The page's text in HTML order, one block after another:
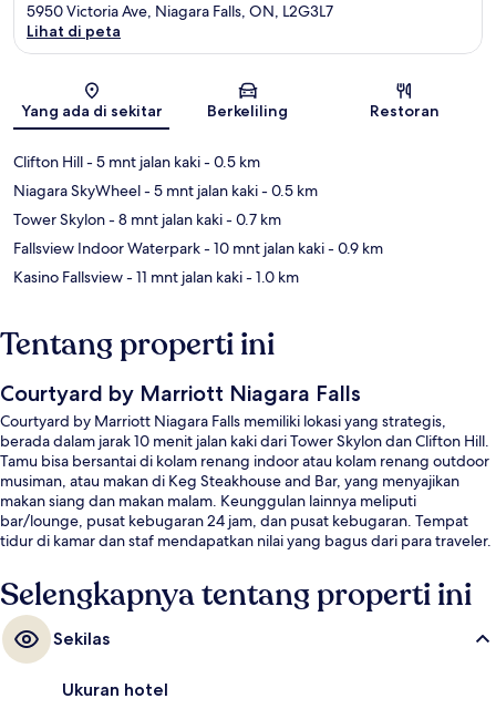
Peta
5950 Victoria Ave, Niagara Falls, ON, L2G3L7
Lihat di peta
Yang ada di sekitar Berkeliling Restoran
Clifton Hill- 5 mnt jalan kaki- 0.5 km
Niagara SkyWheel- 5 mnt jalan kaki- 0.5 km
Tower Skylon- 8 mnt jalan kaki- 0.7 km
Fallsview Indoor Waterpark- 10 mnt jalan kaki- 0.9 km
Kasino Fallsview- 11 mnt jalan kaki- 1.0 km
Tentang properti ini
Courtyard by Marriott Niagara Falls
Courtyard by Marriott Niagara Falls memiliki lokasi yang strategis,
berada dalam jarak 10 menit jalan kaki dari Tower Skylon dan Clifton Hill.
Tamu bisa bersantai di kolam renang indoor atau kolam renang outdoor
musiman, atau makan di Keg Steakhouse and Bar, yang menyajikan
makan siang dan makan malam. Keunggulan lainnya meliputi
bar/lounge, pusat kebugaran 24 jam, dan pusat kebugaran. Tempat
tidur di kamar dan staf mendapatkan nilai yang bagus dari para traveler.
Selengkapnya tentang properti ini
Sekilas
Ukuran hotel